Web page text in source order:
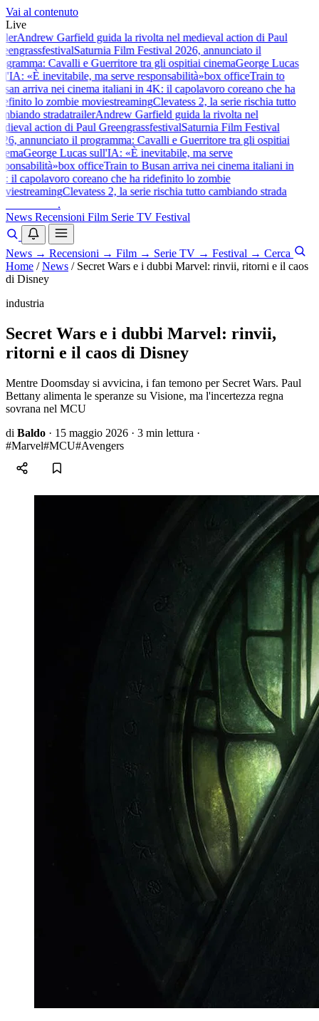
Vai al contenuto
Live
Andrew Garfield guida la rivolta nel medieval action di Paul
festivalSaturnia Film Festival 2026, annunciato il
Cavalli e Guerritore tra gli ospitiai cinemaGeorge Lucas
«È inevitabile, ma serve responsabilità»box officeTrain to
arriva nei cinema italiani in 4K: il capolavoro coreano che ha
lo zombie moviestreamingClevatess 2, la serie rischia tutto
stradatrailerAndrew Garfield guida la rivolta nel
action di Paul GreengrassfestivalSaturnia Film Festival
annunciato il programma: Cavalli e Guerritore tra gli ospitiai
George Lucas sull'IA: «È inevitabile, ma serve
box officeTrain to Busan arriva nei cinema italiani in
il capolavoro coreano che ha ridefinito lo zombie
streamingClevatess 2, la serie rischia tutto cambiando strada
.
News Recensioni Film Serie TV Festival
News → Recensioni → Film → Serie TV → Festival → Cerca
Home / News / Secret Wars e i dubbi Marvel: rinvii, ritorni e il caos
di Disney
industria
Secret Wars e i dubbi Marvel: rinvii,
ritorni e il caos di Disney
Mentre Doomsday si avvicina, i fan temono per Secret Wars. Paul
Bettany alimenta le speranze su Visione, ma l'incertezza regna
sovrana nel MCU
di Baldo · 15 maggio 2026 · 3 min lettura ·
#Marvel#MCU#Avengers